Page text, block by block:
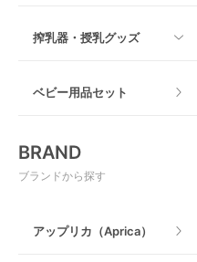
必要な時だけレンタル
な場合にはレンタルで借
シートなど、レンタルを
要なベビー用品を準備す
ベビー用品をレンタルす
搾乳器・授乳グッズ
授乳グッズ・ママ用品
ベビー用品セット
BRAND
ブランドから探す
アップリカ（Aprica）